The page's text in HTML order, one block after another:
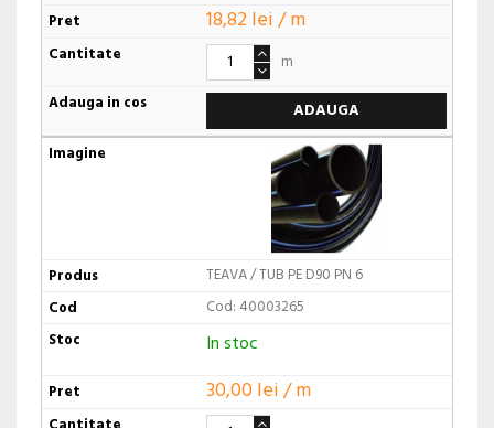
18,82 lei / m
m
ADAUGA
TEAVA / TUB PE D90 PN 6
Cod: 40003265
In stoc
30,00 lei / m